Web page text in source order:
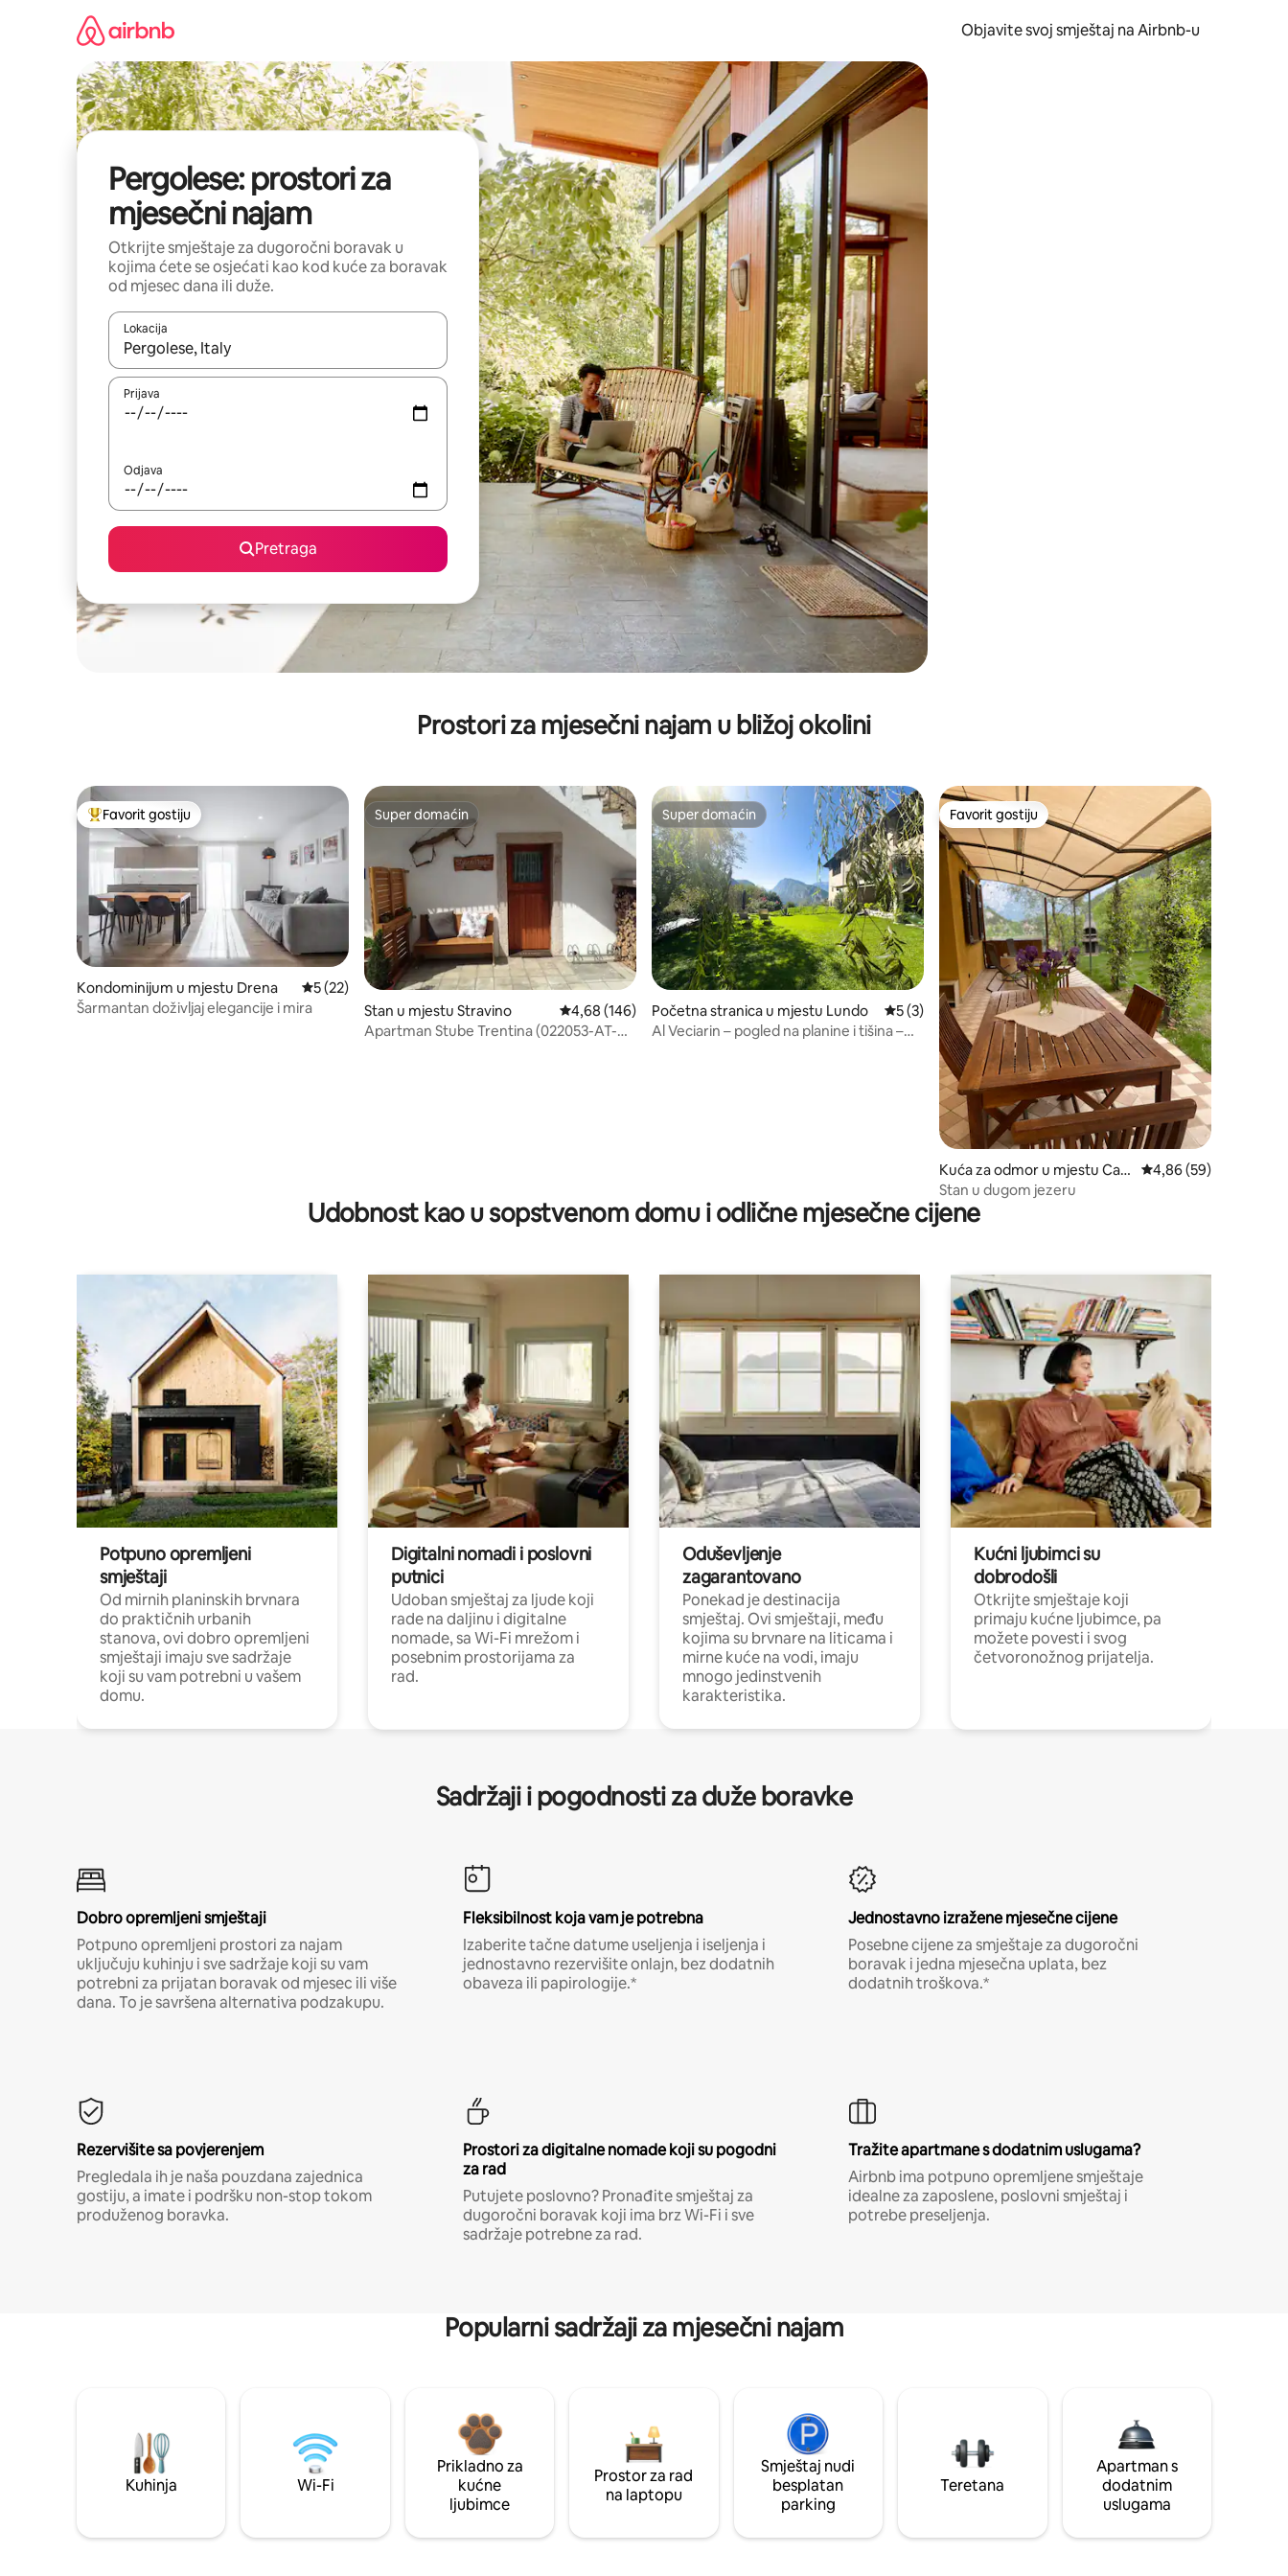
Objavite svoj smještaj na Airbnb-u
Pergolese: prostori za
mjesečni najam
Otkrijte smještaje za dugoročni boravak u
kojima ćete se osjećati kao kod kuće za boravak
od mjesec dana ili duže.
Lokacija
Kad su rezultati dostupni, možete da se krećete kroz njih pomoću strelica nagore i nadolje, kao i da ih istražujte dodirom ili prevlačenjem.
Prijava
Odjava
Pretraga
Prostori za mjesečni najam u bližoj okolini
Glavni favorit gostiju
Favorit gostiju
Kondominijum u mjestu Drena prosječna ocjena 5 od 5, recenzija: 22
5 (22)
Šarmantan doživljaj elegancije i mira
Super domaćin
Super domaćin
Stan u mjestu Stravino prosječna ocjena 4,68 od 5, recenzija: 146
4,68 (146)
Apartman Stube Trentina (022053-AT-
Super domaćin
Super domaćin
Početna stranica u mjestu Lundo prosječna ocjena 5 od 5, recenzija: 3
5 (3)
Al Veciarin – pogled na planine i tišina –
Favorit gostiju
Favorit gostiju
Kuća za odmor u mjestu Cav
edine
prosječna ocjena
4,86 (59)
Stan u dugom jezeru
Udobnost kao u sopstvenom domu i odlične mjesečne cijene
Potpuno opremljeni
smještaji
Od mirnih planinskih brvnara
do praktičnih urbanih
stanova, ovi dobro opremljeni
smještaji imaju sve sadržaje
koji su vam potrebni u vašem
domu.
Digitalni nomadi i poslovni
putnici
Udoban smještaj za ljude koji
rade na daljinu i digitalne
nomade, sa Wi-Fi mrežom i
posebnim prostorijama za
rad.
Oduševljenje
zagarantovano
Ponekad je destinacija
smještaj. Ovi smještaji, među
kojima su brvnare na liticama i
mirne kuće na vodi, imaju
mnogo jedinstvenih
karakteristika.
Kućni ljubimci su
dobrodošli
Otkrijte smještaje koji
primaju kućne ljubimce, pa
možete povesti i svog
četvoronožnog prijatelja.
Sadržaji i pogodnosti za duže boravke
Dobro opremljeni smještaji
Potpuno opremljeni prostori za najam
uključuju kuhinju i sve sadržaje koji su vam
potrebni za prijatan boravak od mjesec ili više
dana. To je savršena alternativa podzakupu.
Fleksibilnost koja vam je potrebna
Izaberite tačne datume useljenja i iseljenja i
jednostavno rezervišite onlajn, bez dodatnih
obaveza ili papirologije.*
Jednostavno izražene mjesečne cijene
Posebne cijene za smještaje za dugoročni
boravak i jedna mjesečna uplata, bez
dodatnih troškova.*
Rezervišite sa povjerenjem
Pregledala ih je naša pouzdana zajednica
gostiju, a imate i podršku non-stop tokom
produženog boravka.
Prostori za digitalne nomade koji su pogodni
za rad
Putujete poslovno? Pronađite smještaj za
dugoročni boravak koji ima brz Wi-Fi i sve
sadržaje potrebne za rad.
Tražite apartmane s dodatnim uslugama?
Airbnb ima potpuno opremljene smještaje
idealne za zaposlene, poslovni smještaj i
potrebe preseljenja.
Popularni sadržaji za mjesečni najam
Kuhinja Wi-Fi
Prikladno za
kućne
ljubimce
Prostor za rad
na laptopu
Smještaj nudi
besplatan
parking
Teretana
Apartman s
dodatnim
uslugama